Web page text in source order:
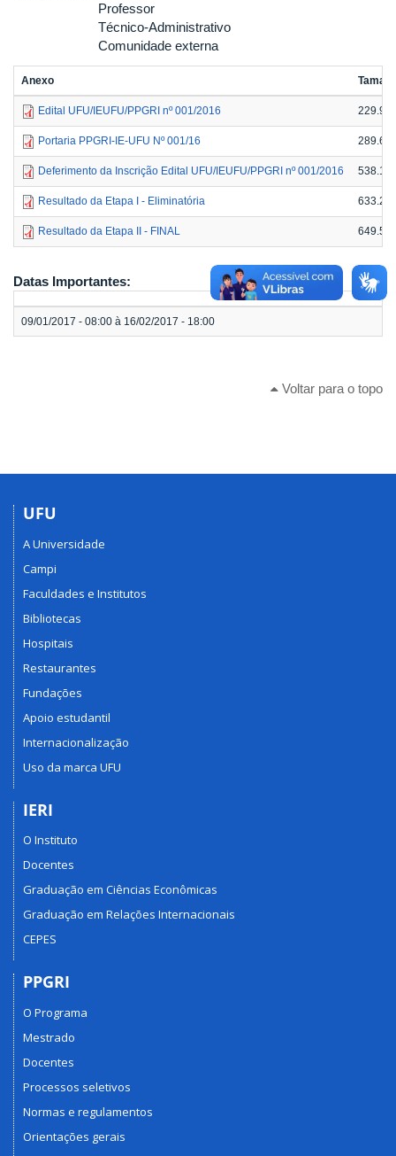
Professor
Técnico-Administrativo
Comunidade externa
Anexo
Edital UFU/IEUFU/PPGRI nº 001/2016 229.9
Portaria PPGRI-IE-UFU Nº 001/16 289.69
Deferimento da Inscrição Edital UFU/IEUFU/PPGRI nº 001/2016 538.15
Resultado da Etapa I - Eliminatória 633.23
Resultado da Etapa II - FINAL 649.59
Datas Importantes:
09/01/2017 - 08:00 à 16/02/2017 - 18:00
Voltar para o topo
UFU
A Universidade
Campi
Faculdades e Institutos
Bibliotecas
Hospitais
Restaurantes
Fundações
Apoio estudantil
Internacionalização
Uso da marca UFU
IERI
O Instituto
Docentes
Graduação em Ciências Econômicas
Graduação em Relações Internacionais
CEPES
PPGRI
O Programa
Mestrado
Docentes
Processos seletivos
Normas e regulamentos
Orientações gerais